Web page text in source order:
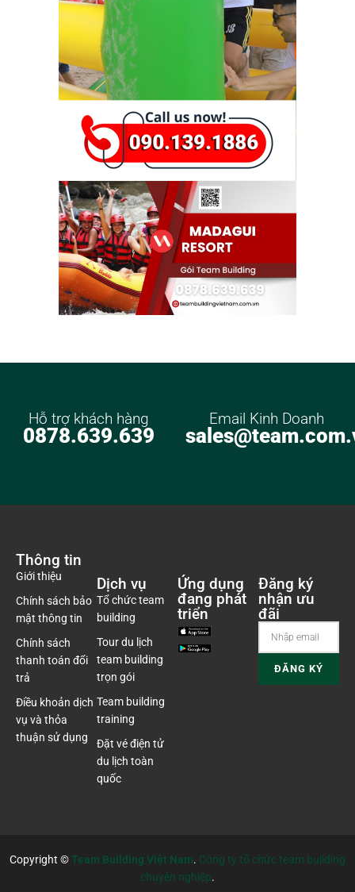
Hỗ trợ khách hàng
0878.639.639
Email Kinh Doanh
Thông tin
Giới thiệu
Chính sách bảo
mật thông tin
Chính sách
thanh toán đổi
trả
Điều khoản dịch
vụ và thỏa
thuận sử dụng
Dịch vụ
Tổ chức team
building
Tour du lịch
team building
trọn gói
Team building
training
Đặt vé điện tử
du lịch toàn
quốc
Ứng dụng
đang phát
triển
Đăng ký
nhận ưu
đãi
Copyright ©Team Building Việt Nam. Công ty tổ chức team building
chuyên nghiệp.